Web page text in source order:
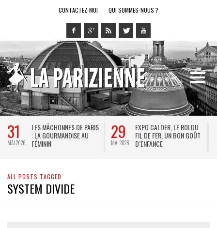
CONTACTEZ-MOI QUI SOMMES-NOUS ?
31
MAI 2026
LES MÂCHONNES DE PARIS
: LA GOURMANDISE AU
FÉMININ
29
MAI 2026
EXPO CALDER, LE ROI DU
FIL DE FER, UN BON GOÛT
D’ENFANCE
ALL POSTS TAGGED
SYSTEM DIVIDE